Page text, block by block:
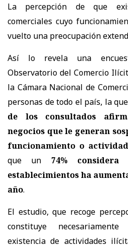
La percepción de que
comerciales cuyo
vuelto una preocupación
Así lo revela una
Observatorio del Comercio
la Cámara Nacional de
personas de todo el país, la
de los consultados
negocios que le generan
funcionamiento o
que un 74%
establecimientos ha
año.
El estudio, que recoge
constituye
existencia de actividades